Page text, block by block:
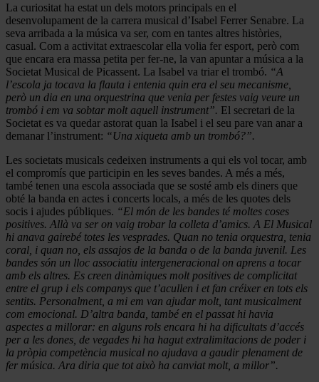
La curiositat ha estat un dels motors principals en el
desenvolupament de la carrera musical d’Isabel Ferrer Senabre. La
seva arribada a la música va ser, com en tantes altres històries,
casual. Com a activitat extraescolar ella volia fer esport, però com
que encara era massa petita per fer-ne, la van apuntar a música a la
Societat Musical de Picassent. La Isabel va triar el trombó. “A
l’escola ja tocava la flauta i entenia quin era el seu mecanisme,
però un dia en una orquestrina que venia per festes vaig veure un
trombó i em va sobtar molt aquell instrument”. El secretari de la
Societat es va quedar astorat quan la Isabel i el seu pare van anar a
demanar l’instrument: “Una xiqueta amb un trombó?”.
Les societats musicals cedeixen instruments a qui els vol tocar, amb
el compromís que participin en les seves bandes. A més a més,
també tenen una escola associada que se sosté amb els diners que
obté la banda en actes i concerts locals, a més de les quotes dels
socis i ajudes públiques. “El món de les bandes té moltes coses
positives. Allà va ser on vaig trobar la colleta d’amics. A El Musical
hi anava gairebé totes les vesprades. Quan no tenia orquestra, tenia
coral, i quan no, els assajos de la banda o de la banda juvenil. Les
bandes són un lloc associatiu intergeneracional on aprens a tocar
amb els altres. Es creen dinàmiques molt positives de complicitat
entre el grup i els companys que t’acullen i et fan créixer en tots els
sentits. Personalment, a mi em van ajudar molt, tant musicalment
com emocional. D’altra banda, també en el passat hi havia
aspectes a millorar: en alguns rols encara hi ha dificultats d’accés
per a les dones, de vegades hi ha hagut extralimitacions de poder i
la pròpia competència musical no ajudava a gaudir plenament de
fer música. Ara diria que tot això ha canviat molt, a millor”.